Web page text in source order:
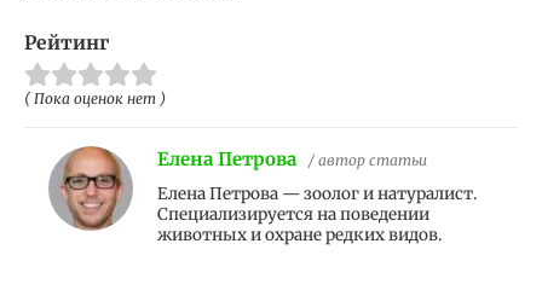
Рейтинг
( Пока оценок нет )
Елена Петрова / автор статьи
Елена Петрова — зоолог и натуралист.
Специализируется на поведении
животных и охране редких видов.